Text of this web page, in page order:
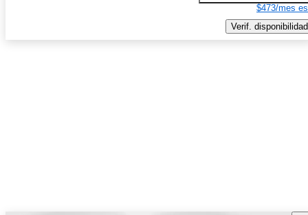
$473/mes
Verif. disponibilidad